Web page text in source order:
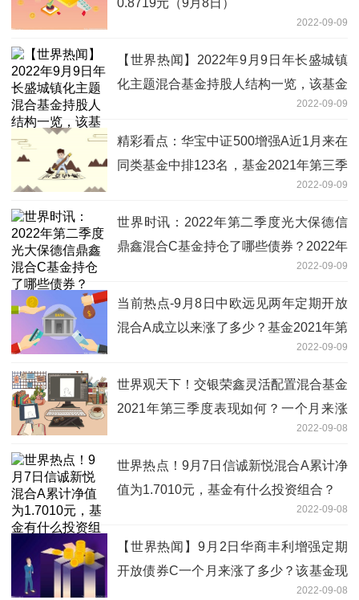
2022-09-09
【世界热闻】2022年9月9日年长盛城镇
化主题混合基金持股人结构一览，该基金
2022-09-09
精彩看点：华宝中证500增强A近1月来在
同类基金中排123名，基金2021年第三季
2022-09-09
世界时讯：2022年第二季度光大保德信
鼎鑫混合C基金持仓了哪些债券？2022年
第二季度基金主要卖出哪些股票？2022-09-09
当前热点-9月8日中欧远见两年定期开放
混合A成立以来涨了多少？基金2021年第
2022-09-09
世界观天下！交银荣鑫灵活配置混合基金
2021年第三季度表现如何？一个月来涨
2022-09-08
世界热点！9月7日信诚新悦混合A累计净
值为1.7010元，基金有什么投资组合？
2022-09-08
【世界热闻】9月2日华商丰利增强定期
开放债券C一个月来涨了多少？该基金现
2022-09-08